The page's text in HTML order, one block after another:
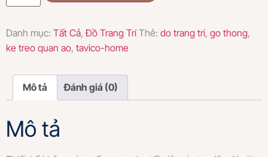
Danh mục: Tất Cả,Đồ Trang Trí Thẻ: do trang tri, go thong,
ke treo quan ao, tavico-home
Mô tả Đánh giá (0)
Mô tả